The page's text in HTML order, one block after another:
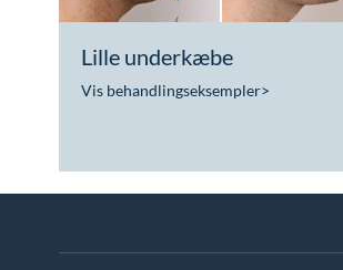
Lille underkæbe
Vis behandlingseksempler>